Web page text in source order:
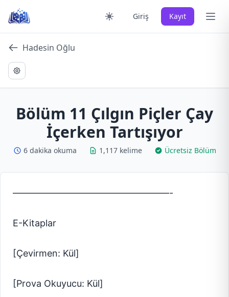
content
Giriş Kayıt Ana
Hadesin Oğlu
Bölüm 11 Çılgın Piçler Çay
İçerken Tartışıyor
6 dakika okuma 1,117 kelime Ücretsiz Bölüm
—————————————————-
E-Kitaplar
[Çevirmen: Kül]
[Prova Okuyucu: Kül]